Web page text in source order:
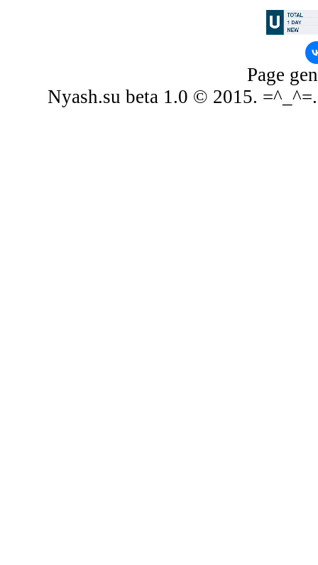
Page
Nyash.su beta 1.0 © 2015.